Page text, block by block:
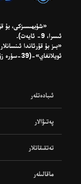
ئىسرا، 9- ئايەت).
«بىز بۇ قۇرئاندا
ئويلانغاي»-(39-سۈرە زۇمەر، 27- ئايەت).
ئىبادەتلەر
پەتىۋالار
تەتقىقاتلار
ماقالىلەر